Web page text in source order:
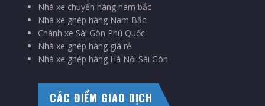
Nhà xe chuyển hàng nam bắc
Nhà xe ghép hàng Nam Bắc
Chành xe Sài Gòn Phú Quốc
Nhà xe ghép hàng giá rẻ
Nhà xe ghép hàng Hà Nội Sài Gòn
CÁC ĐIỂM GIAO DỊCH